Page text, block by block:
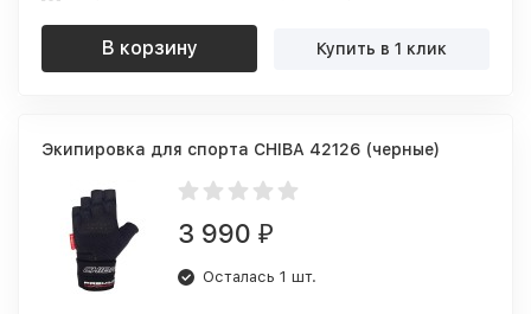
В корзину Купить в 1 клик
Экипировка для спорта CHIBA 42126 (черные)
3 990 ₽
Осталась 1 шт.